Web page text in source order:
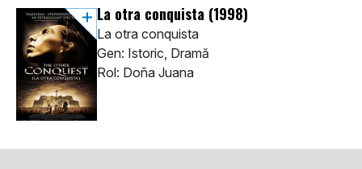
La otra conquista (1998)
La otra conquista
Gen: Istoric, Dramă
Rol: Doña Juana